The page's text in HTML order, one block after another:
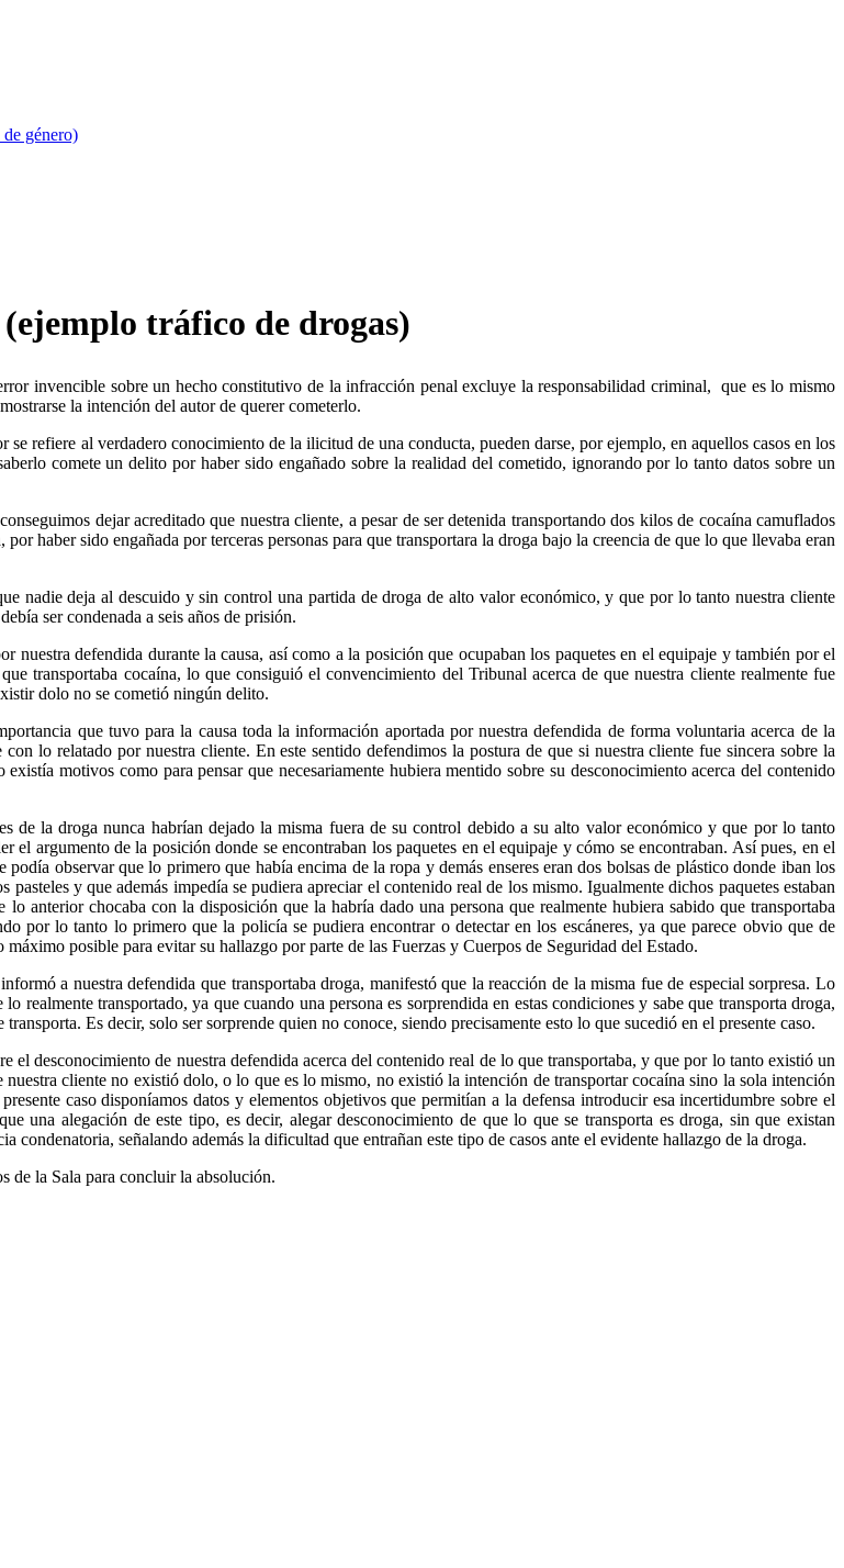
género)
tráfico de drogas)
invencible sobre un hecho constitutivo de la infracción penal excluye la responsabilidad criminal, que es lo mismo
la intención del autor de querer cometerlo.
refiere al verdadero conocimiento de la ilicitud de una conducta, pueden darse, por ejemplo, en aquellos casos en los
comete un delito por haber sido engañado sobre la realidad del cometido, ignorando por lo tanto datos sobre un
dejar acreditado que nuestra cliente, a pesar de ser detenida transportando dos kilos de cocaína camuflados
haber sido engañada por terceras personas para que transportara la droga bajo la creencia de que lo que llevaba eran
nadie deja al descuido y sin control una partida de droga de alto valor económico, y que por lo tanto nuestra cliente
ser condenada a seis años de prisión.
defendida durante la causa, así como a la posición que ocupaban los paquetes en el equipaje y también por el
transportaba cocaína, lo que consiguió el convencimiento del Tribunal acerca de que nuestra cliente realmente fue
dolo no se cometió ningún delito.
que tuvo para la causa toda la información aportada por nuestra defendida de forma voluntaria acerca de la
lo relatado por nuestra cliente. En este sentido defendimos la postura de que si nuestra cliente fue sincera sobre la
motivos como para pensar que necesariamente hubiera mentido sobre su desconocimiento acerca del contenido
de la droga nunca habrían dejado la misma fuera de su control debido a su alto valor económico y que por lo tanto
argumento de la posición donde se encontraban los paquetes en el equipaje y cómo se encontraban. Así pues, en el
observar que lo primero que había encima de la ropa y demás enseres eran dos bolsas de plástico donde iban los
y que además impedía se pudiera apreciar el contenido real de los mismo. Igualmente dichos paquetes estaban
anterior chocaba con la disposición que la habría dado una persona que realmente hubiera sabido que transportaba
por lo tanto lo primero que la policía se pudiera encontrar o detectar en los escáneres, ya que parece obvio que de
posible para evitar su hallazgo por parte de las Fuerzas y Cuerpos de Seguridad del Estado.
a nuestra defendida que transportaba droga, manifestó que la reacción de la misma fue de especial sorpresa. Lo
transportado, ya que cuando una persona es sorprendida en estas condiciones y sabe que transporta droga,
Es decir, solo ser sorprende quien no conoce, siendo precisamente esto lo que sucedió en el presente caso.
desconocimiento de nuestra defendida acerca del contenido real de lo que transportaba, y que por lo tanto existió un
cliente no existió dolo, o lo que es lo mismo, no existió la intención de transportar cocaína sino la sola intención
caso disponíamos datos y elementos objetivos que permitían a la defensa introducir esa incertidumbre sobre el
una alegación de este tipo, es decir, alegar desconocimiento de que lo que se transporta es droga, sin que existan
señalando además la dificultad que entrañan este tipo de casos ante el evidente hallazgo de la droga.
de la Sala para concluir la absolución.